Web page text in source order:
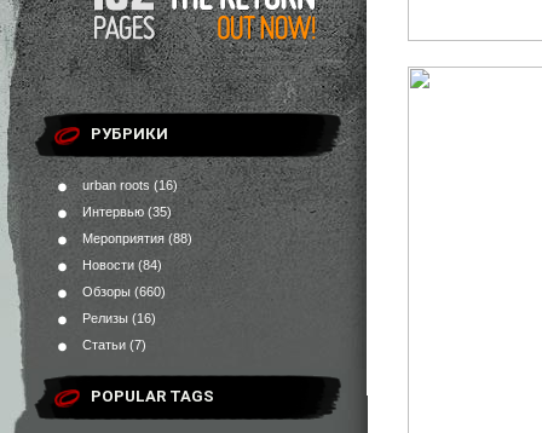
РУБРИКИ
urban roots (16)
Интервью (35)
Мероприятия (88)
Новости (84)
Обзоры (660)
Релизы (16)
Статьи (7)
POPULAR TAGS